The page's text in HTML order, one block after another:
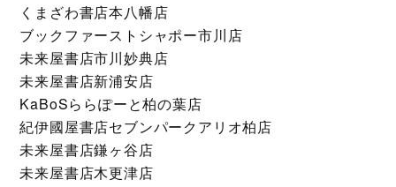
くまざわ書店本八幡店
ブックファーストシャポー市川店
未来屋書店市川妙典店
未来屋書店新浦安店
KaBoSららぽーと柏の葉店
紀伊國屋書店セブンパークアリオ柏店
未来屋書店鎌ヶ谷店
未来屋書店木更津店